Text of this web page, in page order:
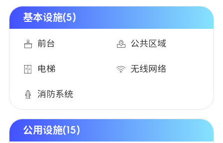
基本设施(5)
前台 公共区域
电梯 无线网络
消防系统
公用设施(15)